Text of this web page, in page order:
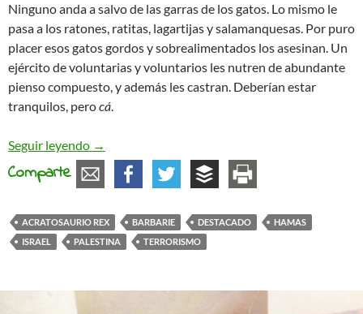
Ninguno anda a salvo de las garras de los gatos. Lo mismo le
pasa a los ratones, ratitas, lagartijas y salamanquesas. Por puro
placer esos gatos gordos y sobrealimentados los asesinan. Un
ejército de voluntarias y voluntarios les nutren de abundante
pienso compuesto, y además les castran. Deberían estar
tranquilos, perocá.
Seguir leyendo Terrorismo y Barbarie
→
Comparte
ACRATOSAURIO REX BARBARIE DESTACADO
HAMAS
ISRAEL
PALESTINA TERRORISMO